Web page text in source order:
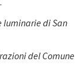
luminarie di San
del Comune